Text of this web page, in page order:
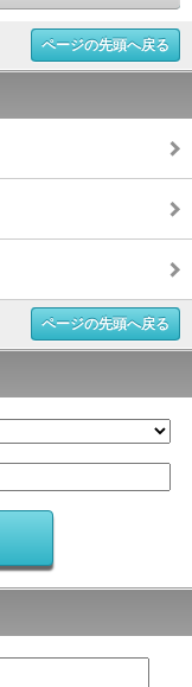
ページの先頭へ戻る
ページの先頭へ戻る